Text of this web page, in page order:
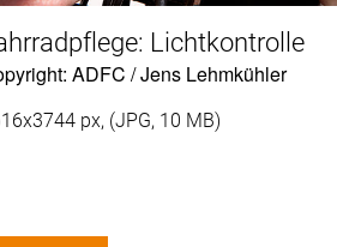
Lichtkontrolle
ADFC / Jens Lehmkühler
px, (JPG, 10 MB)